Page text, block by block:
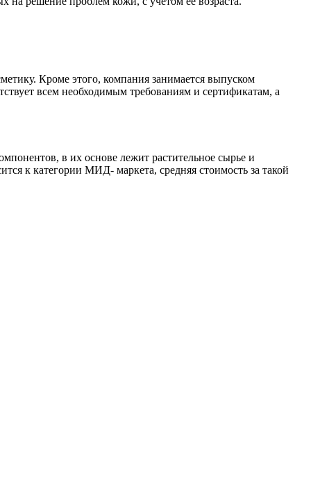
Кроме этого, компания занимается выпуском
всем необходимым требованиям и сертификатам, а
в их основе лежит растительное сырье и
к категории МИД- маркета, средняя стоимость за такой